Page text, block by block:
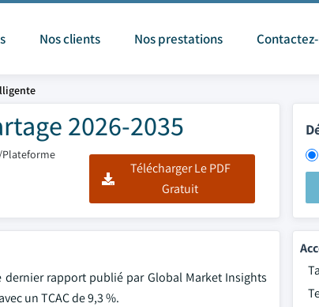
Nos clients Nos prestations
2026-2035
Plateforme
Télécharger Le PDF
Gratuit
rapport publié par Global Market Insights
un TCAC de 9,3 %.